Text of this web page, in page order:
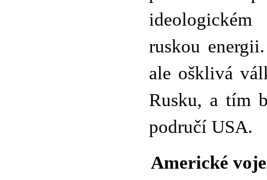
ruskou
ale ošklivá
Rusku, a tím
područí USA.
Americké